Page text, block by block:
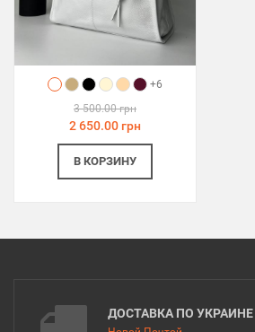
+6
3 500.00 грн
2 650.00 грн
В КОРЗИНУ
ДОСТАВКА ПО УКРАИНЕ